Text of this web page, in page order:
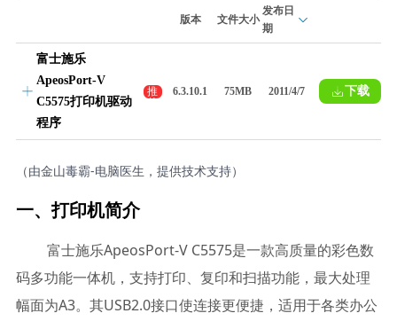
版本 文件大小
发布日
期
富士施乐
ApeosPort-V
C5575打印机驱动
程序
推
荐
6.3.10.1 75MB 2011/4/7 下载
（由金山毒霸-电脑医生，提供技术支持）
一、打印机简介
富士施乐ApeosPort-V C5575是一款高质量的彩色数
码多功能一体机，支持打印、复印和扫描功能，最大处理
幅面为A3。其USB2.0接口使连接更便捷，适用于各类办公